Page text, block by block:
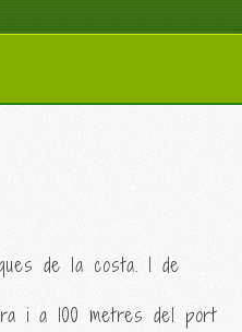
de la costa. I de
i a 100 metres del port